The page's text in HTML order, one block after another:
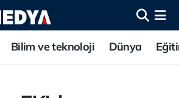
Bilim ve teknoloji Dünya